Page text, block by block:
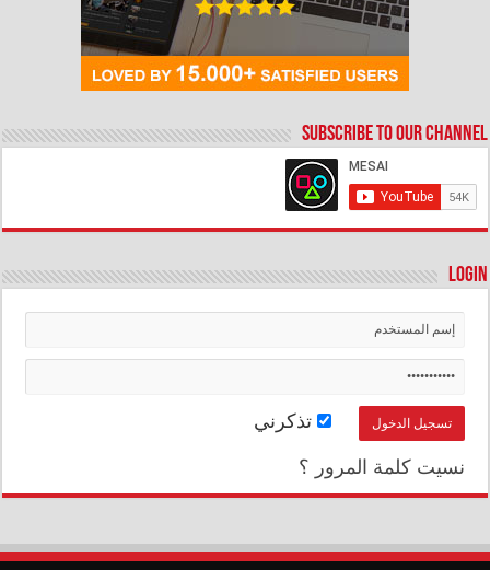
Subscribe to our Channel
Login
تذكرني
نسيت كلمة المرور ؟